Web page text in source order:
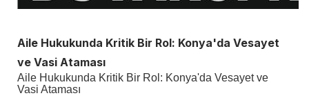
Aile Hukukunda Kritik Bir Rol: Konya'da Vesayet
ve Vasi Ataması
Aile Hukukunda Kritik Bir Rol: Konya'da Vesayet ve
Vasi Ataması